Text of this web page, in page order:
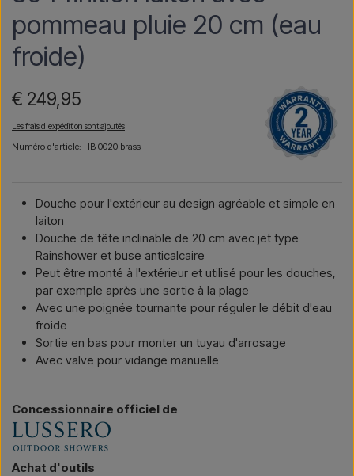
pommeau pluie 20 cm (eau
froide)
€ 249,95
Les frais d'expédition sont ajoutés
Numéro d'article: HB 0020 brass
Douche pour l'extérieur au design agréable et simple en
laiton
Douche de tête inclinable de 20 cm avec jet type
Rainshower et buse anticalcaire
Peut être monté à l'extérieur et utilisé pour les douches,
par exemple après une sortie à la plage
Avec une poignée tournante pour réguler le débit d'eau
froide
Sortie en bas pour monter un tuyau d'arrosage
Avec valve pour vidange manuelle
Concessionnaire officiel de
Achat d'outils